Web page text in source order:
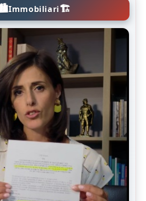
Immobiliari🏗️